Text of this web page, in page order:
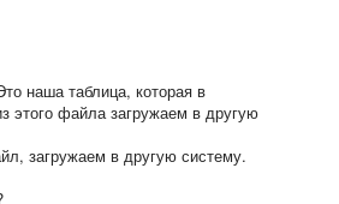
наша таблица, которая в
файла загружаем в другую
загружаем в другую систему.